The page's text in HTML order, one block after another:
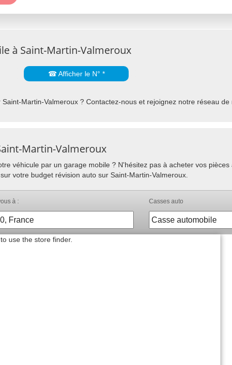
à Saint-Martin-Valmeroux
☎ Afficher le N° *
Martin-Valmeroux ? Contactez-nous et rejoignez notre réseau
Martin-Valmeroux
véhicule par un garage mobile ? N'hésitez pas à acheter vos
votre budget révision auto sur Saint-Martin-Valmeroux.